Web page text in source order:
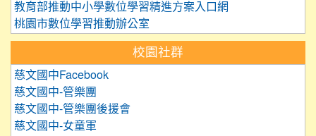
教育部推動中小學數位學習精進方案入口網
桃園市數位學習推動辦公室
校園社群
慈文國中Facebook
慈文國中-管樂團
慈文國中-管樂團後援會
慈文國中-女童軍